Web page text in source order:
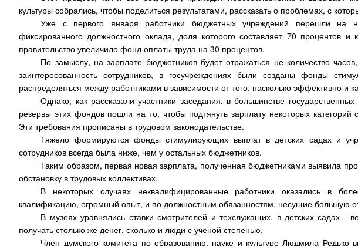
культуры собрались, чтобы поделиться результатами, рассказать о проблемах, с
Уже с первого января работники бюджетных учреждений перешли на
фиксированного должностного оклада, доля которого составляет 70
правительство увеличило фонд оплаты труда на 30 процентов.
По замыслу, на зарплате бюджетников будет отражаться не количество
заинтересованность сотрудников, в госучреждениях были созданы фонды
распределяться между работниками в зависимости от того, насколько эффективно и
Однако, как рассказали участники заседания, в большинстве
резервы этих фондов пошли на то, чтобы подтянуть зарплату некоторых категорий
Эти требования прописаны в трудовом законодательстве.
Тяжело формируются фонды стимулирующих выплат в детских садах и
сотрудников всегда была ниже, чем у остальных бюджетников.
Таким образом, первая новая зарплата, полученная бюджетниками выявила
обстановку в трудовых коллективах.
В некоторых случаях неквалифицированные работники оказались в
квалификацию, огромный опыт, и по должностным обязанностям, несущие большую
В музеях уравнялись ставки смотрителей и техслужащих, в детских садах -
получать столько же денег, сколько и люди с ученой степенью.
Член думского комитета по образованию, науке и культуре Людмила Редько